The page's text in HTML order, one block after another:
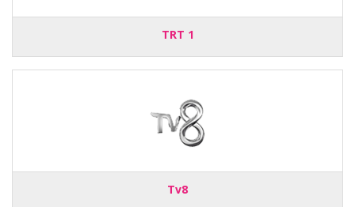
TRT 1
Tv8